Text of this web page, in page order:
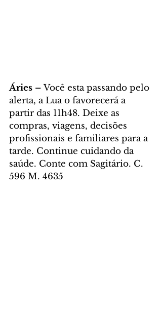
Áries – Você esta passando pelo
alerta, a Lua o favorecerá a
partir das 11h48. Deixe as
compras, viagens, decisões
profissionais e familiares para a
tarde. Continue cuidando da
saúde. Conte com Sagitário. C.
596 M. 4635